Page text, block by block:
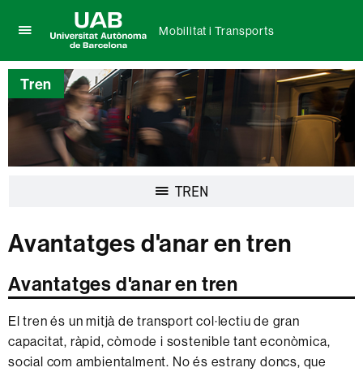
per
desplegar
el
menú
de
Mobilitat
Universitat
Autònoma
de
Barcelona
Mobilitat i Transports
Tren
TRENDesplegar
Avantatges d'anar en tren
Avantatges d'anar en tren
El tren és un mitjà de transport col·lectiu de gran
capacitat, ràpid, còmode i sostenible tant econòmica,
social com ambientalment. No és estrany doncs, que